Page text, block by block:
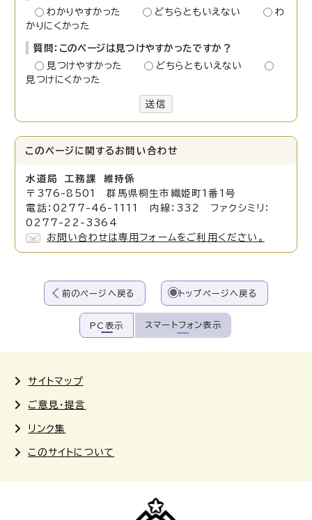
わかりやすかった
どちらともいえない
わ
かりにくかった
質問：このページは見つけやすかったですか？
見つけやすかった
どちらともいえない
見つけにくかった
送信
このページに関する お問い合わせ
水道局 工務課 維持係
〒376-8501 群馬県桐生市織姫町1番1号
電話：0277-46-1111 内線：332 ファクシミリ：
0277-22-3364
お問い合わせは専用フォームをご利用ください。
前のページへ戻る トップページへ戻る
PC表示 スマートフォン表示
サイトマップ
ご意見・提言
リンク集
このサイトについて